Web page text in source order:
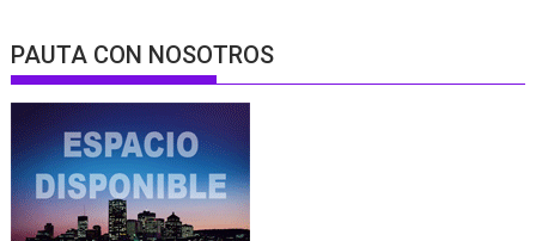
PAUTA CON NOSOTROS